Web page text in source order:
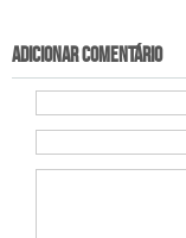
Adicionar comentário